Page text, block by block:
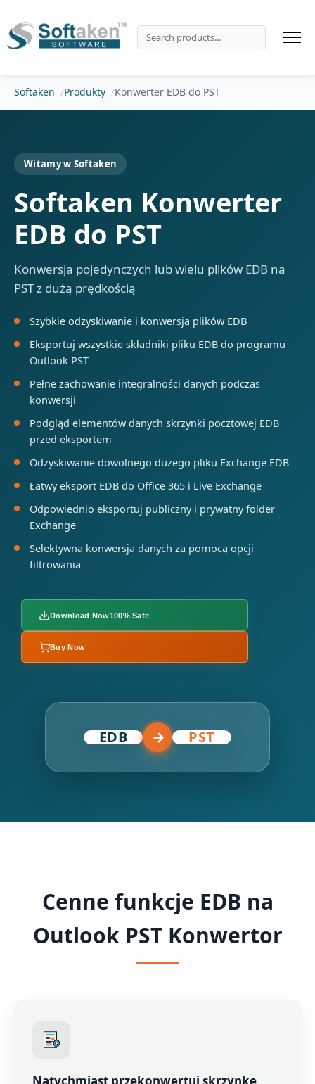
Softaken Produkty Konwerter EDB do PST
Witamy w Softaken
Softaken Konwerter
EDB do PST
Konwersja pojedynczych lub wielu plików EDB na
PST z dużą prędkością
Szybkie odzyskiwanie i konwersja plików EDB
Eksportuj wszystkie składniki pliku EDB do programu
Outlook PST
Pełne zachowanie integralności danych podczas
konwersji
Podgląd elementów danych skrzynki pocztowej EDB
przed eksportem
Odzyskiwanie dowolnego dużego pliku Exchange EDB
Łatwy eksport EDB do Office 365 i Live Exchange
Odpowiednio eksportuj publiczny i prywatny folder
Exchange
Selektywna konwersja danych za pomocą opcji
filtrowania
Download Now100% Safe
Buy Now
EDB → PST
Cenne funkcje EDB na
Outlook PST Konwertor